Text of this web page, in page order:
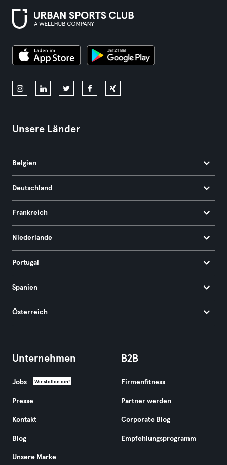
Unsere Länder
Belgien
Deutschland
Frankreich
Niederlande
Portugal
Spanien
Österreich
Unternehmen
Jobs Wir stellen ein!
Presse
Kontakt
Blog
Unsere Marke
B2B
Firmenfitness
Partner werden
Corporate Blog
Empfehlungsprogramm